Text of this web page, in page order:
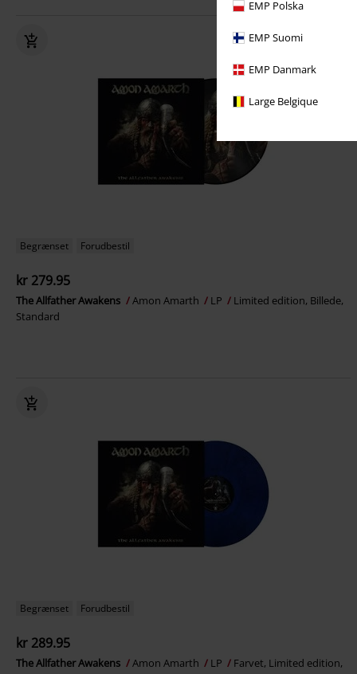
EMP Polska
EMP Suomi
EMP Danmark
Large Belgique
Begrænset Forudbestil
kr 279.95
The Allfather Awakens Amon Amarth LP
Limited edition, Billede,
Standard
Begrænset Forudbestil
kr 289.95
The Allfather Awakens Amon Amarth LP
Farvet, Limited edition,